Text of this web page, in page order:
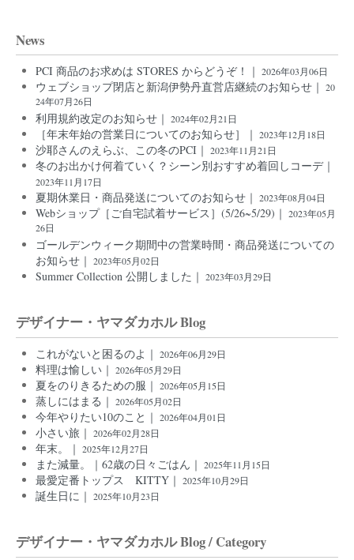
News
PCI 商品のお求めは STORES からどうぞ！｜ 2026年03月06日
ウェブショップ閉店と新潟伊勢丹直営店継続のお知らせ｜ 20
24年07月26日
利用規約改定のお知らせ｜ 2024年02月21日
［年末年始の営業日についてのお知らせ］｜ 2023年12月18日
沙耶さんのえらぶ、この冬のPCI｜ 2023年11月21日
冬のお出かけ何着ていく？シーン別おすすめ着回しコーデ｜
2023年11月17日
夏期休業日・商品発送についてのお知らせ｜ 2023年08月04日
Webショップ［ご自宅試着サービス］(5/26~5/29)｜ 2023年05月
26日
ゴールデンウィーク期間中の営業時間・商品発送についての
お知らせ｜ 2023年05月02日
Summer Collection 公開しました｜ 2023年03月29日
デザイナー・ヤマダカホル Blog
これがないと困るのよ｜ 2026年06月29日
料理は愉しい｜ 2026年05月29日
夏をのりきるための服｜ 2026年05月15日
蒸しにはまる｜ 2026年05月02日
今年やりたい10のこと｜ 2026年04月01日
小さい旅｜ 2026年02月28日
年末。｜ 2025年12月27日
また減量。｜62歳の日々ごはん｜ 2025年11月15日
最愛定番トップス KITTY｜ 2025年10月29日
誕生日に｜ 2025年10月23日
デザイナー・ヤマダカホル Blog / Category